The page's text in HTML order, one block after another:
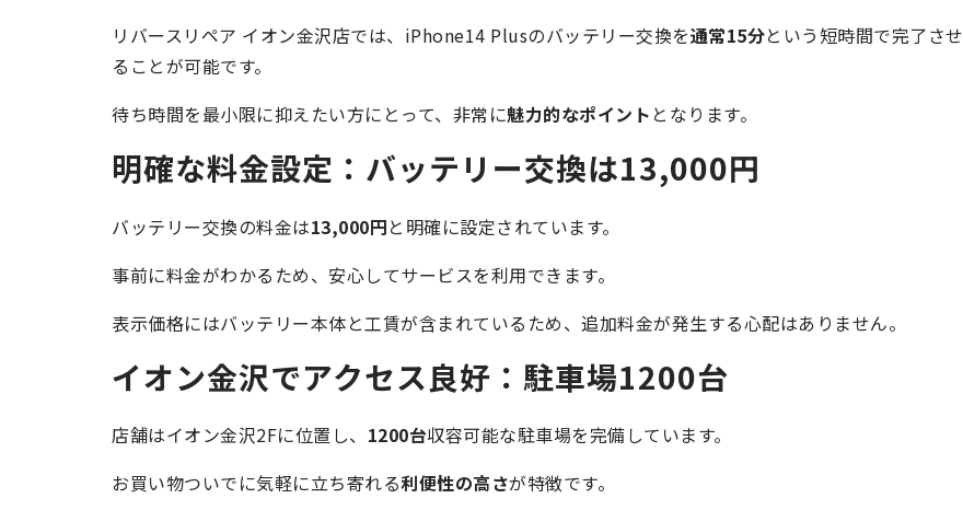
リバースリペア イオン金沢店では、iPhone14 Plusのバッテリー交換を通常15分という短時間で完了させ
ることが可能です。
待ち時間を最小限に抑えたい方にとって、非常に魅力的なポイント となります。
明確な料金設定：バッテリー交換は13,000円
バッテリー交換の料金は13,000円と明確に設定されています。
事前に料金がわかるため、安心してサービスを利用できます。
表示価格にはバッテリー本体と工賃が含まれているため、追加料金が発生する心配はありません。
イオン金沢でアクセス良好：駐車場1200台
店舗はイオン金沢2Fに位置し、 1200台収容可能な駐車場を完備しています。
お買い物ついでに気軽に立ち寄れる利便性の高さが特徴です。